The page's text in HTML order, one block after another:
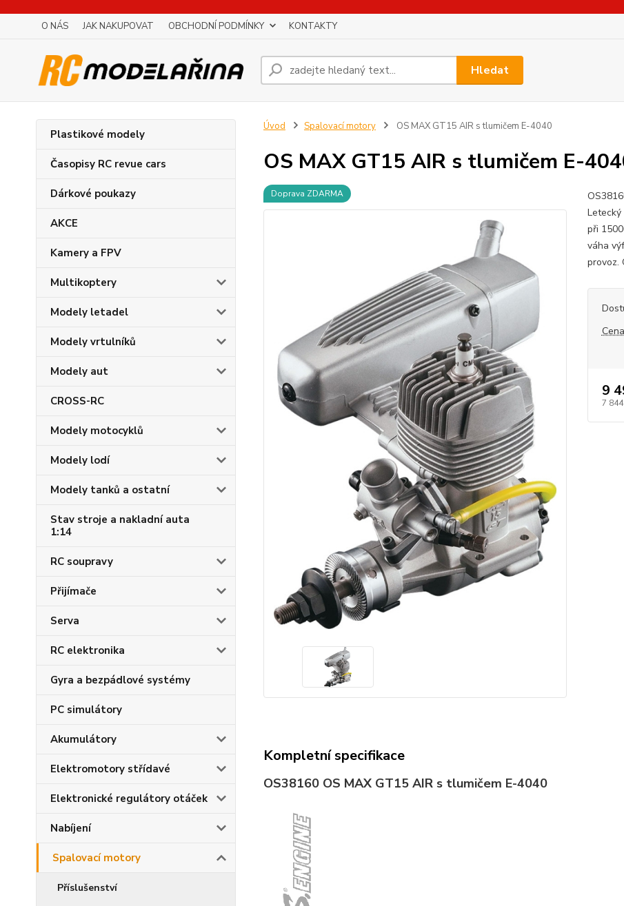
O NÁS JAK NAKUPOVAT OBCHODNÍ PODMÍNKY KONTAKTY
Hledat
Plastikové modely
Časopisy RC revue cars
Dárkové poukazy
AKCE
Kamery a FPV
Multikoptery
Modely letadel
Modely vrtulníků
Modely aut
CROSS-RC
Modely motocyklů
Modely lodí
Modely tanků a ostatní
Stav stroje a nakladní auta
1:14
RC soupravy
Přijímače
Serva
RC elektronika
Gyra a bezpádlové systémy
PC simulátory
Akumulátory
Elektromotory střídavé
Elektronické regulátory otáček
Nabíjení
Spalovací motory
Příslušenství
Úvod Spalovací motory OS MAX GT15 AIR s tlumičem E-4040
OS MAX GT15 AIR s tlumičem E-
Doprava ZDARMA
Letecký
při
váha
provoz.
9
7 844
Kompletní specifikace
OS38160 OS MAX GT15 AIR s tlumičem E-4040